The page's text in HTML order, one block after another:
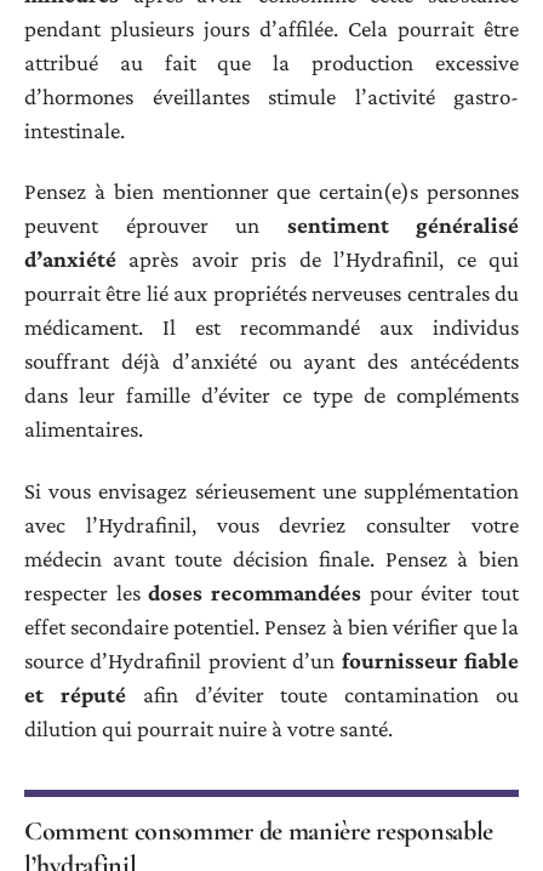
pendant plusieurs jours d’affilée. Cela pourrait être
attribué au fait que la production excessive
d’hormones éveillantes stimule l’activité gastro-
intestinale.
Pensez à bien mentionner que certain(e)s personnes
peuvent éprouver un sentiment généralisé
d’anxiété après avoir pris de l’Hydrafinil, ce qui
pourrait être lié aux propriétés nerveuses centrales du
médicament. Il est recommandé aux individus
souffrant déjà d’anxiété ou ayant des antécédents
dans leur famille d’éviter ce type de compléments
alimentaires.
Si vous envisagez sérieusement une supplémentation
avec l’Hydrafinil, vous devriez consulter votre
médecin avant toute décision finale. Pensez à bien
respecter lesdoses recommandées pour éviter tout
effet secondaire potentiel. Pensez à bien vérifier que la
source d’Hydrafinil provient d’un fournisseur fiable
et réputéafin d’éviter toute contamination ou
dilution qui pourrait nuire à votre santé.
Comment consommer de manière responsable